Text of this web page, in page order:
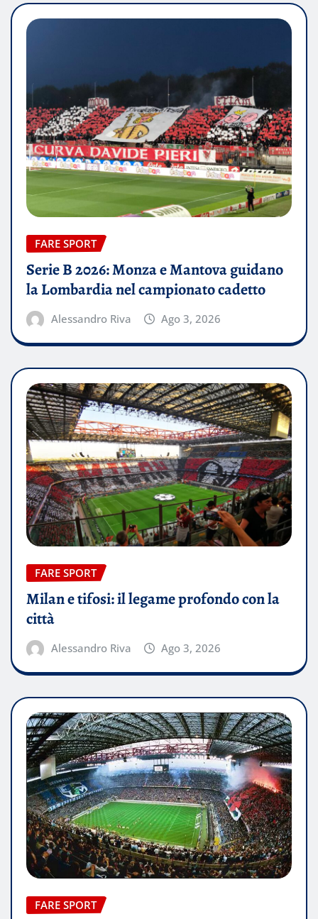
FARE SPORT
Serie B 2026: Monza e Mantova guidano
la Lombardia nel campionato cadetto
Alessandro Riva Ago 3, 2026
FARE SPORT
Milan e tifosi: il legame profondo con la
città
Alessandro Riva Ago 3, 2026
FARE SPORT